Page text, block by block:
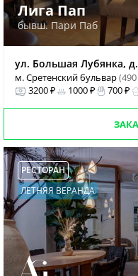
Лига Пап
бывш. Пари Паб
ул. Большая Лубянка, д.
м. Сретенский бульвар
3200 ₽
1000 ₽ 700 ₽
РЕСТОРАН
ЛЕТНЯЯ ВЕРАНДА